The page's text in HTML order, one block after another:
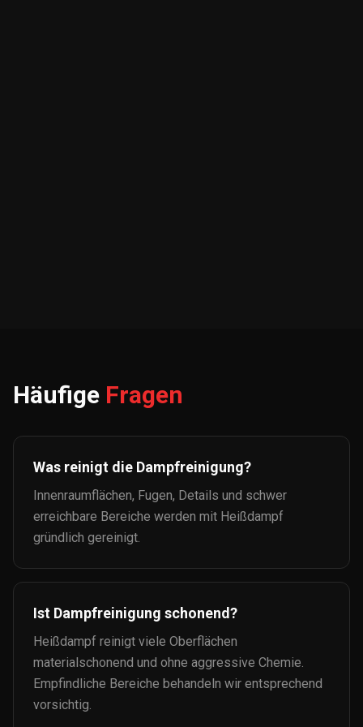
Häufige Fragen
Was reinigt die Dampfreinigung?
Innenraumflächen, Fugen, Details und schwer
erreichbare Bereiche werden mit Heißdampf
gründlich gereinigt.
Ist Dampfreinigung schonend?
Heißdampf reinigt viele Oberflächen
materialschonend und ohne aggressive Chemie.
Empfindliche Bereiche behandeln wir entsprechend
vorsichtig.